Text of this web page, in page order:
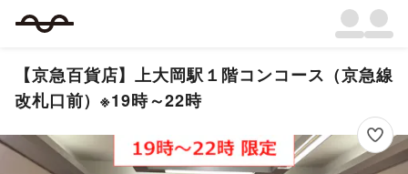
【京急百貨店】上大岡駅１階コンコース（京急線
改札口前）※19時～22時